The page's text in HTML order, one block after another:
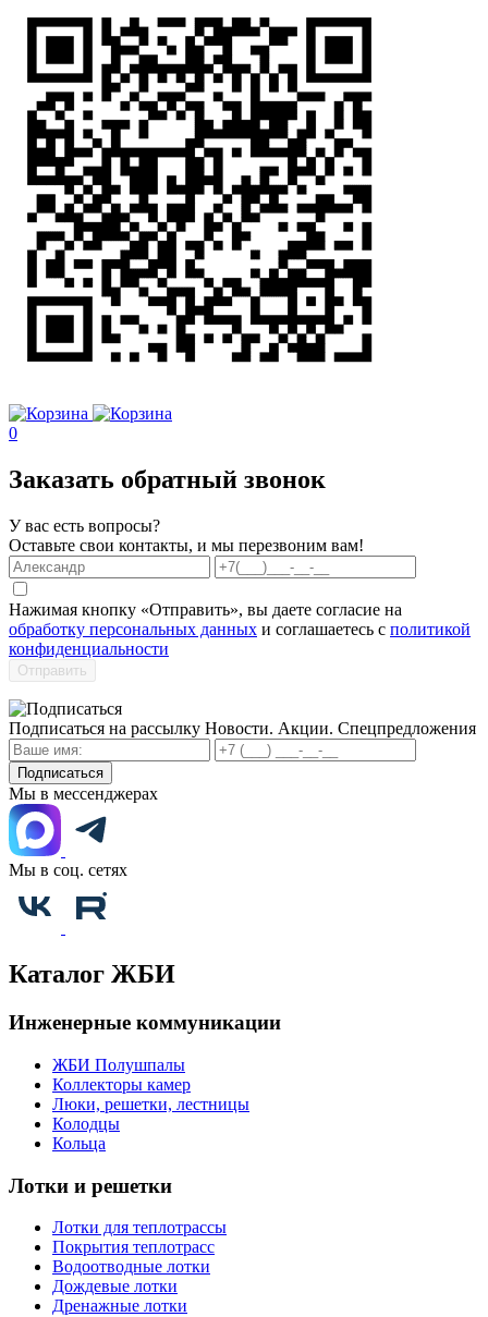
0
Заказать обратный звонок
У вас есть вопросы?
Оставьте свои контакты, и мы перезвоним вам!
Нажимая кнопку «Отправить», вы даете согласие на
обработку персональных данных и соглашаетесь с политикой
конфиденциальности
Отправить
Подписаться на рассылку Новости. Акции. Спецпредложения
Подписаться
Мы в мессенджерах
Мы в соц. сетях
Каталог ЖБИ
Инженерные коммуникации
ЖБИ Полушпалы
Коллекторы камер
Люки, решетки, лестницы
Колодцы
Кольца
Лотки и решетки
Лотки для теплотрассы
Покрытия теплотрасс
Водоотводные лотки
Дождевые лотки
Дренажные лотки